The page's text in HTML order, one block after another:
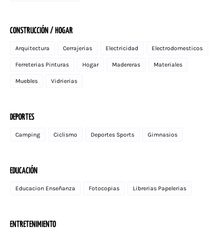
CONSTRUCCIÓN / HOGAR
Arquitectura Cerrajerias Electricidad Electrodomesticos
Ferreterias Pinturas Hogar Madereras Materiales
Muebles Vidrierias
DEPORTES
Camping Ciclismo Deportes Sports Gimnasios
EDUCACIÓN
Educacion Enseñanza Fotocopias Librerias Papelerias
ENTRETENIMIENTO